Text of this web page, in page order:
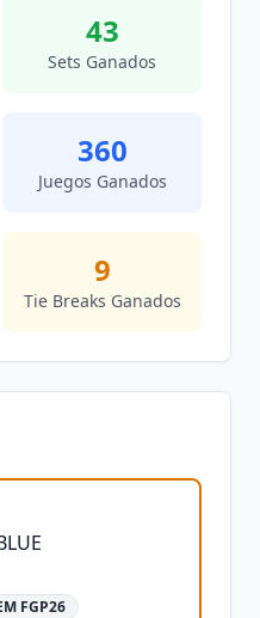
43
Sets Ganados
360
Juegos Ganados
9
Tie Breaks Ganados
FGP26